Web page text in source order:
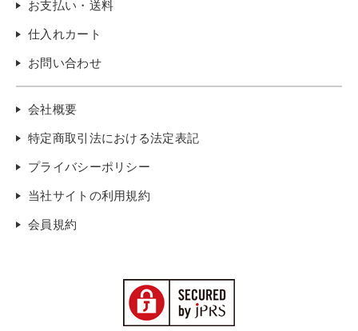
お支払い・送料
仕入れカート
お問い合わせ
会社概要
特定商取引法における法定表記
プライバシーポリシー
当社サイトの利用規約
会員規約